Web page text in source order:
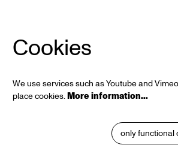
Cookies
We use services such as Youtube and
place cookies.More information…
only functional